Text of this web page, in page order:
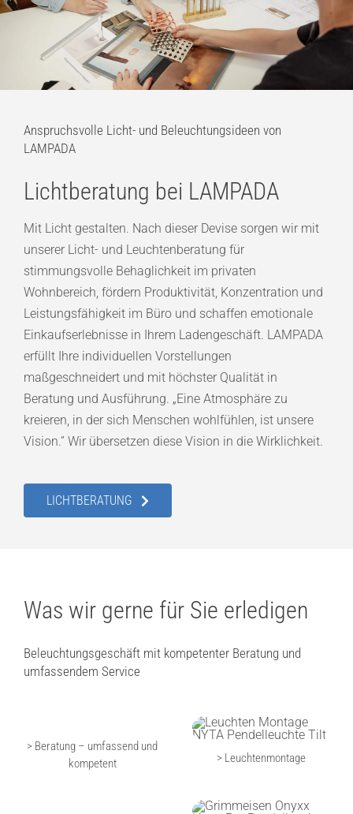
Anspruchsvolle Licht- und Beleuchtungsideen von
LAMPADA
Lichtberatung bei LAMPADA
Mit Licht gestalten. Nach dieser Devise sorgen wir mit
unserer Licht- und Leuchtenberatung für
stimmungsvolle Behaglichkeit im privaten
Wohnbereich, fördern Produktivität, Konzentration und
Leistungsfähigkeit im Büro und schaffen emotionale
Einkaufserlebnisse in Ihrem Ladengeschäft. LAMPADA
erfüllt Ihre individuellen Vorstellungen
maßgeschneidert und mit höchster Qualität in
Beratung und Ausführung. „Eine Atmosphäre zu
kreieren, in der sich Menschen wohlfühlen, ist unsere
Vision.” Wir übersetzen diese Vision in die Wirklichkeit.
LICHTBERATUNG
Was wir gerne für Sie erledigen
Beleuchtungsgeschäft mit kompetenter Beratung und
umfassendem Service
> Beratung – umfassend und
kompetent
> Leuchtenmontage